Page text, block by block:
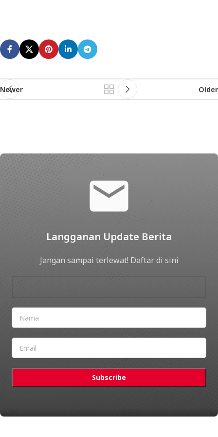
Newer Older
Langganan Update Berita
Jangan sampai terlewat! Daftar di sini